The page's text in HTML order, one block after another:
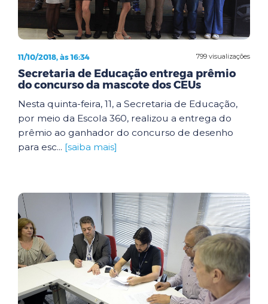
799 visualizações
11/10/2018, às 16:34
Secretaria de Educação entrega prêmio
do concurso da mascote dos CEUs
Nesta quinta-feira, 11, a Secretaria de Educação,
por meio da Escola 360, realizou a entrega do
prêmio ao ganhador do concurso de desenho
para esc... [saiba mais]